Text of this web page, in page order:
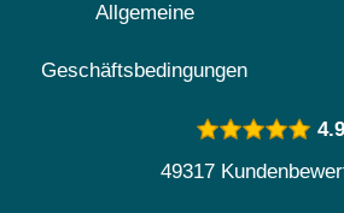
Allgemeine
Geschäftsbedingungen
4.9
49317